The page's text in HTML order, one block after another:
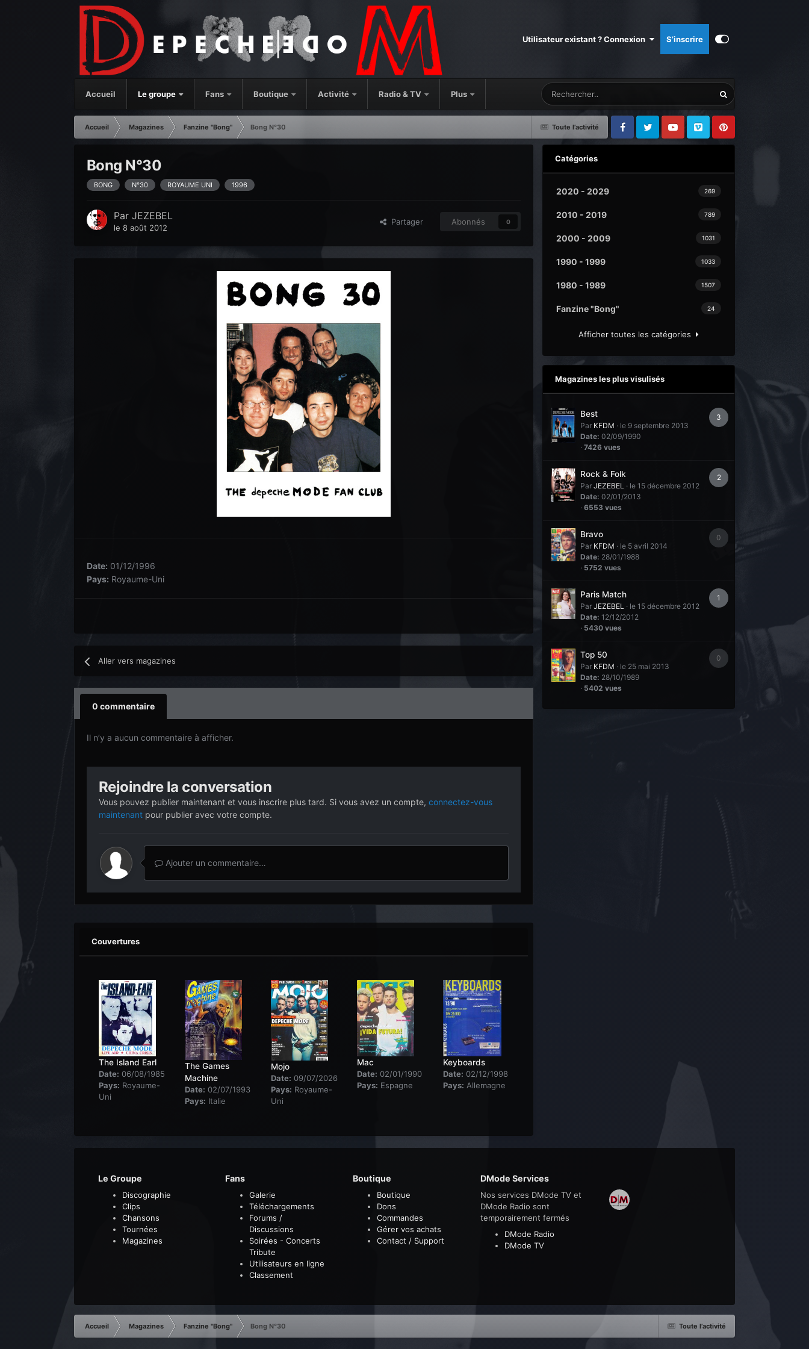
Utilisateur existant ? Connexion S’inscrire
Accueil Le groupe Fans Boutique Activité Radio & TV Plus
Toute l’activité
Accueil Magazines Fanzine "Bong"
Bong N°30
FacebookTwitter Youtube Vimeo Pinterest
Bong N°30
BONG N°30 ROYAUME UNI 1996
Par JEZEBEL
le 8 août 2012
Partager Abonnés 0
Date: 01/12/1996
Pays: Royaume-Uni
Aller vers magazines
0 commentaire
Il n’y a aucun commentaire à afficher.
Rejoindre la conversation
Vous pouvez publier maintenant et vous inscrire plus tard. Si vous avez un compte, connectez-vous
maintenantpour publier avec votre compte.
Ajouter un commentaire…
Couvertures
The Island Earl
Date: 06/08/1985
Pays: Royaume-
Uni
The Games
Machine
Date: 02/07/1993
Pays: Italie
Mojo
Date: 09/07/2026
Pays: Royaume-
Uni
Mac
Date: 02/01/1990
Pays: Espagne
Keyboards
Date: 02/12/1998
Pays: Allemagne
Catégories
269
2020 - 2029
789
2010 - 2019
1031
2000 - 2009
1033
1990 - 1999
1507
1980 - 1989
24
Fanzine "Bong"
Afficher toutes les catégories
Magazines les plus visulisés
3
Best
Par KFDM · le 9 septembre 2013
Date: 02/09/1990
·7426 vues
2
Rock & Folk
ParJEZEBEL · le 15 décembre 2012
Date: 02/01/2013
·6553 vues
0
Bravo
Par KFDM · le 5 avril 2014
Date: 28/01/1988
· 5752 vues
1
Paris Match
ParJEZEBEL · le 15 décembre 2012
Date: 12/12/2012
· 5430 vues
0
Top 50
Par KFDM · le 25 mai 2013
Date: 28/10/1989
· 5402 vues
Le Groupe
Discographie
Clips
Chansons
Tournées
Magazines
Fans
Galerie
Téléchargements
Forums /
Discussions
Soirées - Concerts
Tribute
Utilisateurs en ligne
Classement
Boutique
Boutique
Dons
Commandes
Gérer vos achats
Contact / Support
DMode Services
Nos services DMode TV et
DMode Radio sont
temporairement fermés
DMode Radio
DMode TV
Toute l’activité
Accueil Magazines Fanzine "Bong" Bong N°30